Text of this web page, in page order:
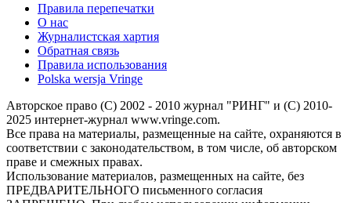
Правила перепечатки
О нас
Журналистская хартия
Обратная связь
Правила использования
Polska wersja Vringe
Авторское право (С) 2002 - 2010 журнал "РИНГ" и (С) 2010-
2025 интернет-журнал www.vringe.com.
Все права на материалы, размещенные на сайте, охраняются в
соответствии с законодательством, в том числе, об авторском
праве и смежных правах.
Использование материалов, размещенных на сайте, без
ПРЕДВАРИТЕЛЬНОГО письменного согласия